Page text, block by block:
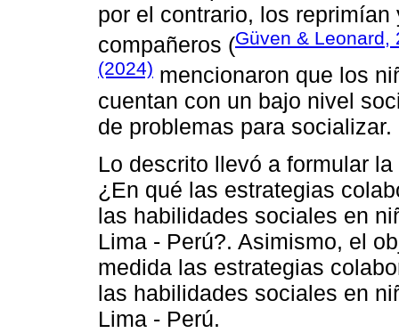
por el contrario, los
compañeros (Güven & Leonard,
(2024) mencionaron que los
cuentan con un bajo nivel
de problemas para socializar.
Lo descrito llevó a formular
¿En qué las estrategias
las habilidades sociales en
Lima - Perú?. Asimismo, el
medida las estrategias
las habilidades sociales en
Lima - Perú.